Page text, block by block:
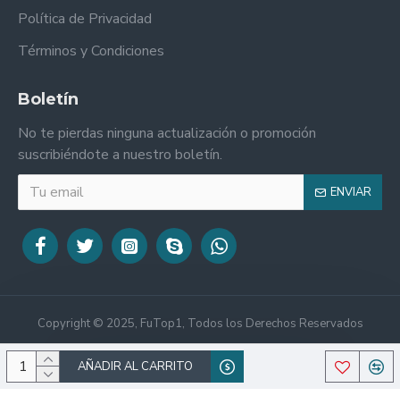
AÑADIR AL CARRITO
Política de Privacidad
Términos y Condiciones
Boletín
No te pierdas ninguna actualización o promoción
suscribiéndote a nuestro boletín.
ENVIAR
Copyright © 2025, FuTop1, Todos los Derechos Reservados